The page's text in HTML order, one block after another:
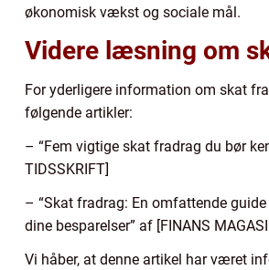
økonomisk vækst og sociale mål.
Videre læsning om
For yderligere information om skat
følgende artikler:
– “Fem vigtige skat fradrag du bør
TIDSSKRIFT]
– “Skat fradrag: En omfattende
dine besparelser” af [FINANS
Vi håber, at denne artikel har været